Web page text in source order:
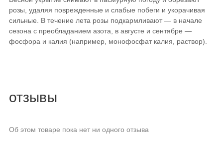
розы, удаляя поврежденные и слабые побеги и укорачивая
сильные. В течение лета розы подкармливают — в начале
сезона с преобладанием азота, в августе и сентябре —
фосфора и калия (например, монофосфат калия, раствор).
отзывы
Об этом товаре пока нет ни одного отзыва